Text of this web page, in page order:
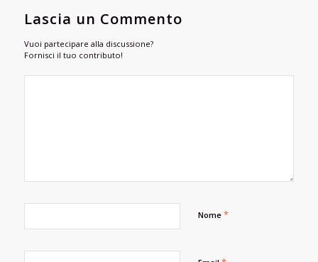
Lascia un Commento
Vuoi partecipare alla discussione?
Fornisci il tuo contributo!
Nome *